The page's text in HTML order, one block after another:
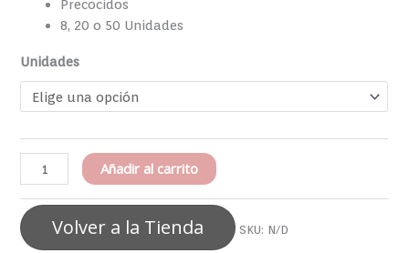
Precocidos
8, 20 o 50 Unidades
Unidades
Añadir al carrito
Volver a la Tienda SKU: N/D